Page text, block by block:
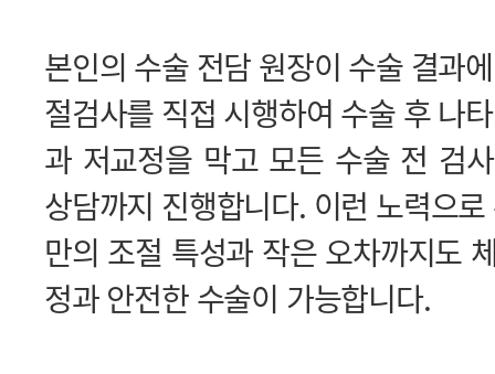
정과 안전한 수술이 가능합니다.